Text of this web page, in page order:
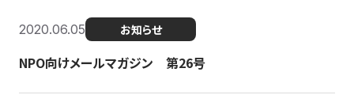
2020.06.05 お知らせ
NPO向けメールマガジン 第26号